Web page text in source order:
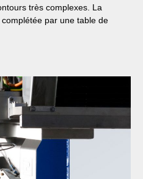
très complexes. La
par une table de